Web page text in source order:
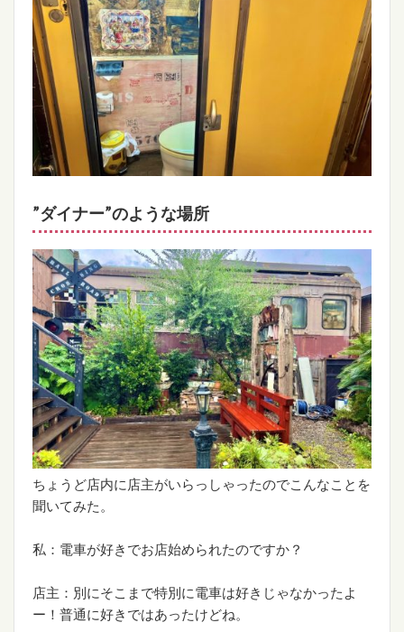
”ダイナー”のような場所
ちょうど店内に店主がいらっしゃったのでこんなことを
聞いてみた。
私：電車が好きでお店始められたのですか？
店主：別にそこまで特別に電車は好きじゃなかったよ
ー！普通に好きではあったけどね。